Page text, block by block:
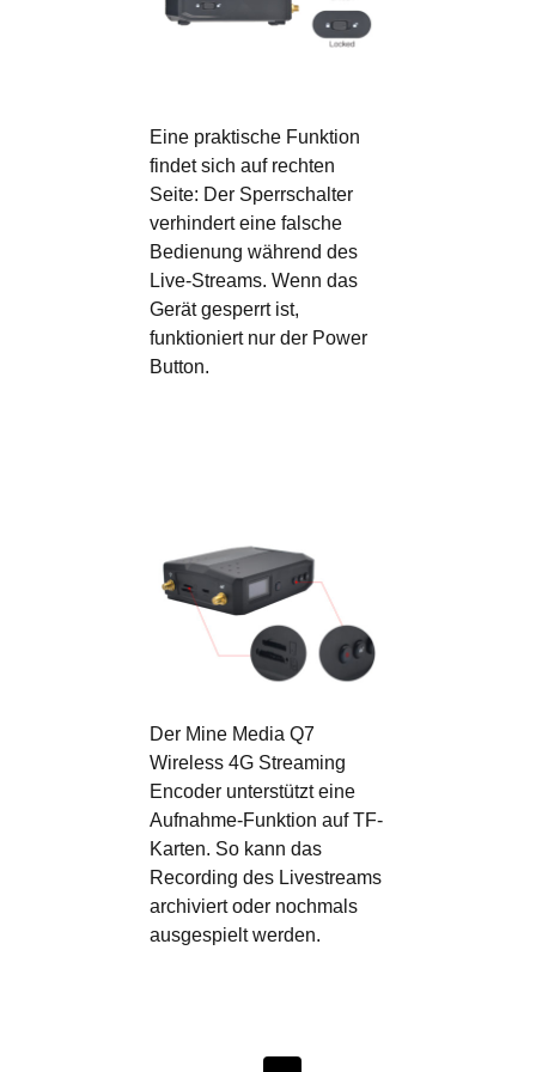
Eine praktische Funktion
findet sich auf rechten
Seite: Der Sperrschalter
verhindert eine falsche
Bedienung während des
Live-Streams. Wenn das
Gerät gesperrt ist,
funktioniert nur der Power
Button.
Der Mine Media Q7
Wireless 4G Streaming
Encoder unterstützt eine
Aufnahme-Funktion auf TF-
Karten. So kann das
Recording des Livestreams
archiviert oder nochmals
ausgespielt werden.